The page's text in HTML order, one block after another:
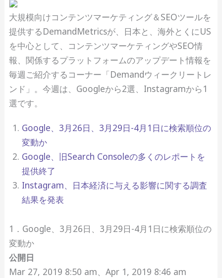
大規模向けコンテンツマーケティング＆SEOツールを
提供するDemandMetricsが、日本と、海外とくにUS
を中心として、コンテンツマーケティングやSEO情
報、関係するプラットフォームのアップデート情報を
毎週ご紹介するコーナー「Demandウィークリートレ
ンド」。今週は、Googleから2選、Instagramから1
選です。
Google、3月26日、3月29日-4月1日に検索順位の
変動か
Google、旧Search Consoleの多くのレポートを
提供終了
Instagram、日本経済に与える影響に関する調査
結果を発表
1．Google、3月26日、3月29日-4月1日に検索順位の
変動か
公開日
Mar 27, 2019 8:50 am、Apr 1, 2019 8:46 am